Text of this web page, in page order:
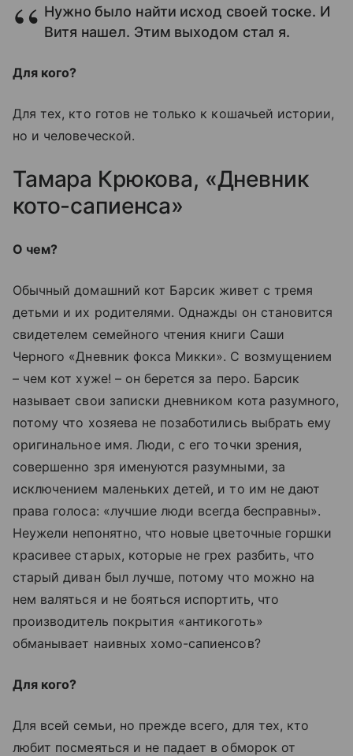
Нужно было найти исход своей тоске. И
Витя нашел. Этим выходом стал я.
Для кого?
Для тех, кто готов не только к кошачьей истории,
но и человеческой.
Тамара Крюкова, «Дневник
кото-сапиенса»
О чем?
Обычный домашний кот Барсик живет с тремя
детьми и их родителями. Однажды он становится
свидетелем семейного чтения книги Саши
Черного «Дневник фокса Микки». С возмущением
– чем кот хуже! – он берется за перо. Барсик
называет свои записки дневником кота разумного,
потому что хозяева не позаботились выбрать ему
оригинальное имя. Люди, с его точки зрения,
совершенно зря именуются разумными, за
исключением маленьких детей, и то им не дают
права голоса: «лучшие люди всегда бесправны».
Неужели непонятно, что новые цветочные горшки
красивее старых, которые не грех разбить, что
старый диван был лучше, потому что можно на
нем валяться и не бояться испортить, что
производитель покрытия «антикоготь»
обманывает наивных хомо-сапиенсов?
Для кого?
Для всей семьи, но прежде всего, для тех, кто
любит посмеяться и не падает в обморок от